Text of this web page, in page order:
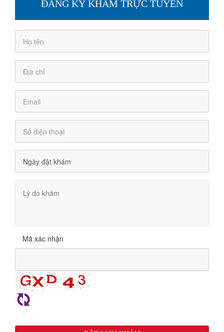
ĐĂNG KÝ KHÁM TRỰC TUYẾN
Mã xác nhận